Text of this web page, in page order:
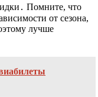
Помните, что
от сезона,
лучше